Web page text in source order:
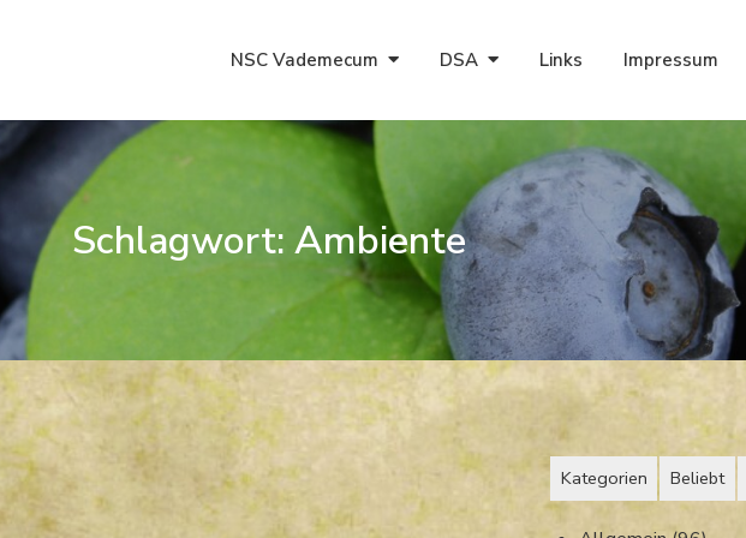
NSC Vademecum DSA Links Impressum
Schlagwort: Ambiente
Kategorien Beliebt